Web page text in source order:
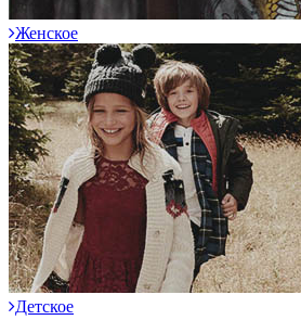
Женское
Детское